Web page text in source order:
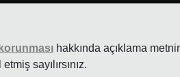
hakkında açıklama
sayılırsınız.